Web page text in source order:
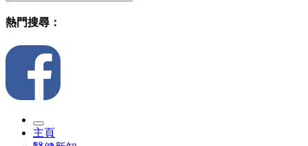
熱門搜尋：
主頁